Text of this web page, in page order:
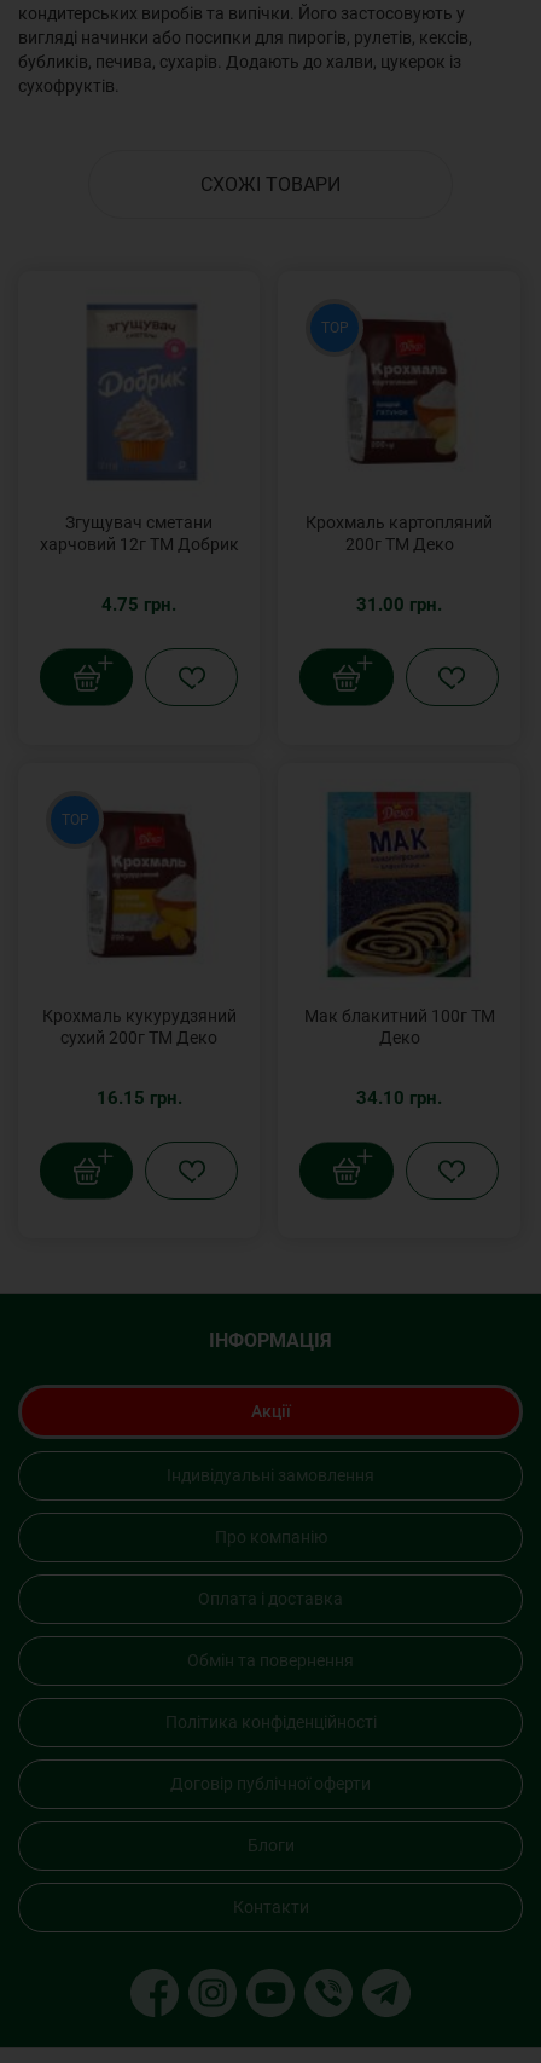
кондитерських виробів та випічки. Його застосовують у
вигляді начинки або посипки для пирогів, рулетів, кексів,
бубликів, печива, сухарів. Додають до халви, цукерок із
сухофруктів.
СХОЖІ ТОВАРИ
Згущувач сметани
харчовий 12г ТМ Добрик
4.75 грн.
TOP
Крохмаль картопляний
200г ТМ Деко
31.00 грн.
TOP
Крохмаль кукурудзяний
сухий 200г ТМ Деко
16.15 грн.
Мак блакитний 100г ТМ
Деко
34.10 грн.
ІНФОРМАЦІЯ
Акції
Індивідуальні замовлення
Про компанію
Оплата і доставка
Обмін та повернення
Політика конфіденційності
Договір публічної оферти
Блоги
Контакти